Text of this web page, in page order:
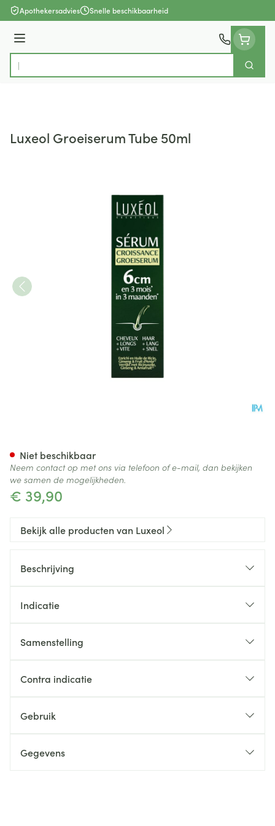
Ga naar de inhoud
Apothekersadvies Snelle beschikbaarheid
Menu
Product, merk, categorie...
Zoek
Luxeol Groeiserum Tube 50ml
€ 39,90
Niet beschikbaar
Neem contact op met ons via telefoon of e-mail, dan bekijken
we samen de mogelijkheden.
Bekijk alle producten van Luxeol
Beschrijving
Indicatie
Samenstelling
Contra indicatie
Gebruik
Gegevens